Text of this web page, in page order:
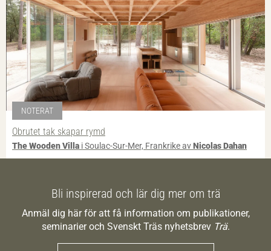
NOTERAT
Obrutet tak skapar rymd
The Wooden Villa i Soulac-Sur-Mer, Frankrike avNicolas Dahan
Bli inspirerad och lär dig mer om trä
Anmäl dig här för att få information om publikationer,
seminarier och Svenskt Träs nyhetsbrev Trä.